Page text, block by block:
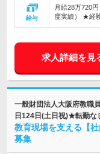
給与
月給28万720
度実績） ★経
求人詳細を見
一般財団法人大阪府教職
日124日(土日祝)★転勤な
教育現場を支える【
募集